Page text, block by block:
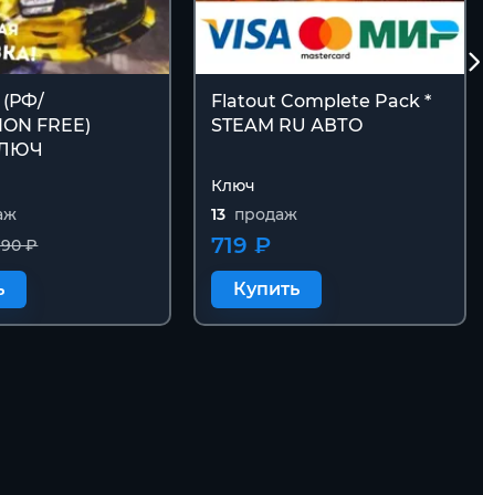
(РФ/
FREE)
₽
Flatout Complete Pack *
STEAM RU АВТО
Ключ
13 продаж
719 ₽
Купить